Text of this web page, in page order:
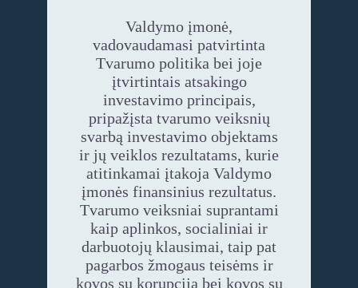
Valdymo įmonė,
vadovaudamasi patvirtinta
Tvarumo politika bei joje
įtvirtintais atsakingo
investavimo principais,
pripažįsta tvarumo veiksnių
svarbą investavimo objektams
ir jų veiklos rezultatams, kurie
atitinkamai įtakoja Valdymo
įmonės finansinius rezultatus.
Tvarumo veiksniai suprantami
kaip aplinkos, socialiniai ir
darbuotojų klausimai, taip pat
pagarbos žmogaus teisėms ir
kovos su korupcija bei kovos su